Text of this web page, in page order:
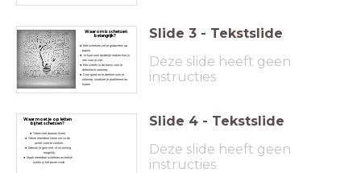
Waarom is schetsen
belangrijk?
Met schetsen zet je gedachtes op
papier.
Je kunt snel duidelijk maken hoe jij
iets voor je ziet.
Een schets is de basis voor je
definitieve ontwerp.
Door goed na te denken over je
ontwerp, voorkom je problemen en
fouten.
Slide 3 - Tekstslide
Deze slide heeft geen
instructies
Waar moet je op letten
bij het schetsen?
Teken met dunnen lijnen.
Teken meerdere lijnen om zo de
juiste vorm te zoeken.
Gebruik je gum niet, of zo weinig
mogelijk.
Maak meerdere schetsen en bekijk
welke jij het beste vindt.
Slide 4 - Tekstslide
Deze slide heeft geen
instructies